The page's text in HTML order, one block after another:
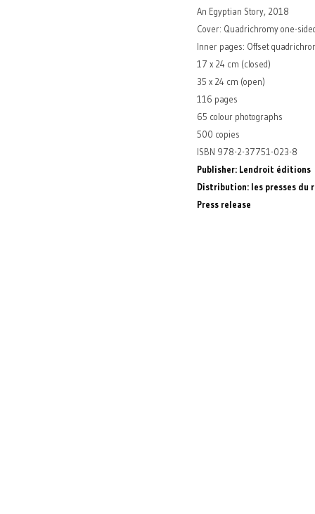
An Egyptian Story, 2018
Cover: Quadrichromy one-
Inner pages: Offset
17 x 24 cm (closed)
35 x 24 cm (open)
116 pages
65 colour photographs
500 copies
ISBN 978-2-37751-023-8
Publisher: Lendroit éditions
Distribution: les presses du
Press release